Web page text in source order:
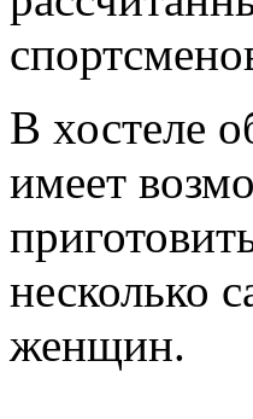
В хостеле
имеет
несколько
женщин.